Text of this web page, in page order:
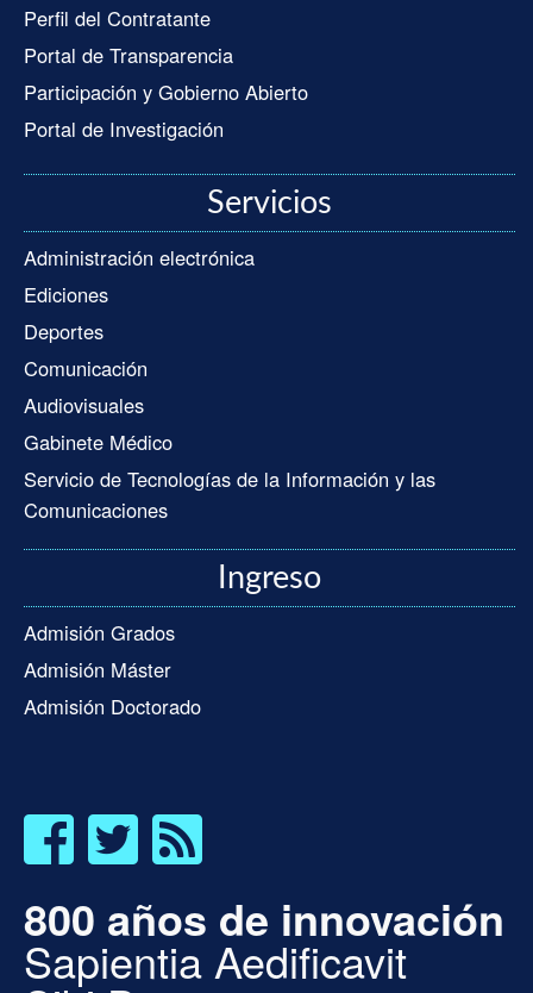
Perfil del Contratante
Portal de Transparencia
Participación y Gobierno Abierto
Portal de Investigación
Servicios
Administración electrónica
Ediciones
Deportes
Comunicación
Audiovisuales
Gabinete Médico
Servicio de Tecnologías de la Información y las
Comunicaciones
Ingreso
Admisión Grados
Admisión Máster
Admisión Doctorado
800 años de innovación
Sapientia Aedificavit